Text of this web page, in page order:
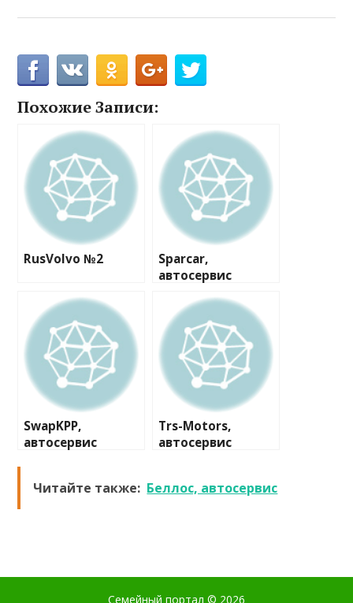
Похожие Записи:
RusVolvo №2
Sparcar,
автосервис
SwapKPP,
автосервис
Trs-Motors,
автосервис
Читайте также: Беллос, автосервис
Семейный портал © 2026